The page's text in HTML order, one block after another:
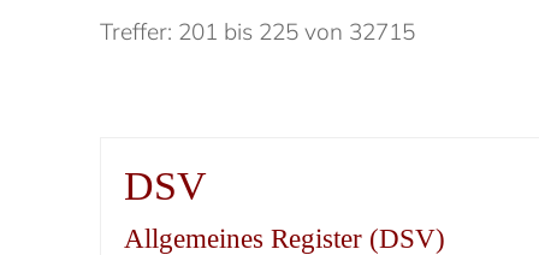
Treffer: 201 bis 225 von 32715
DSV
Allgemeines Register (DSV)